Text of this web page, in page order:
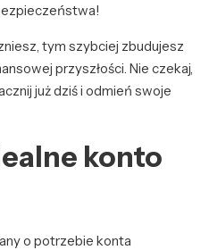
tym szybciej zbudujesz
przyszłości. Nie czekaj,
już dziś i odmień swoje
konto
o potrzebie konta